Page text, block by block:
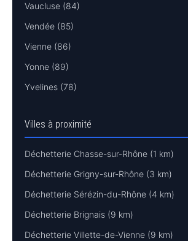
Vaucluse (84)
Vendée (85)
Vienne (86)
Yonne (89)
Yvelines (78)
Villes à proximité
Déchetterie Chasse-sur-Rhône (1 km)
Déchetterie Grigny-sur-Rhône (3 km)
Déchetterie Sérézin-du-Rhône (4 km)
Déchetterie Brignais (9 km)
Déchetterie Villette-de-Vienne (9 km)